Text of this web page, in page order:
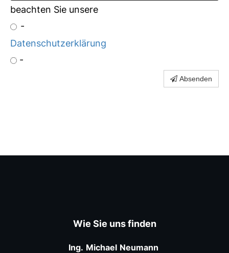
beachten Sie unsere
-
Datenschutzerklärung
-
 Absenden
Wie Sie uns finden
Ing. Michael Neumann